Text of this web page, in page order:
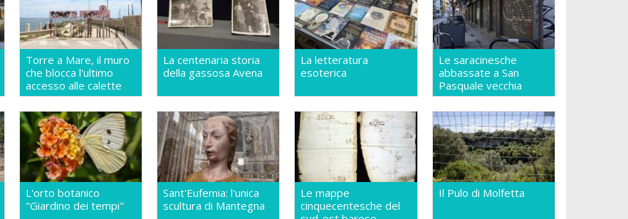
Torre a Mare, il muro
che blocca l'ultimo
accesso alle calette
La centenaria storia
della gassosa Avena
La letteratura
esoterica
Le saracinesche
abbassate a San
Pasquale vecchia
L'orto botanico
"Giardino dei tempi"
Sant'Eufemia: l'unica
scultura di Mantegna
Le mappe
cinquecentesche del
Il Pulo di Molfetta